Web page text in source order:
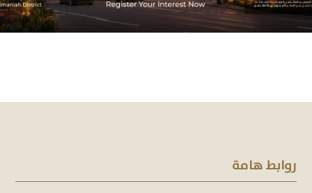
روابط هامة